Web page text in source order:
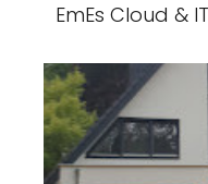
EmEs Cloud &